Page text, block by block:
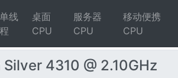
单线
程
桌面
CPU
服务器
CPU
移动便携
CPU
Silver 4310 @ 2.10GHz